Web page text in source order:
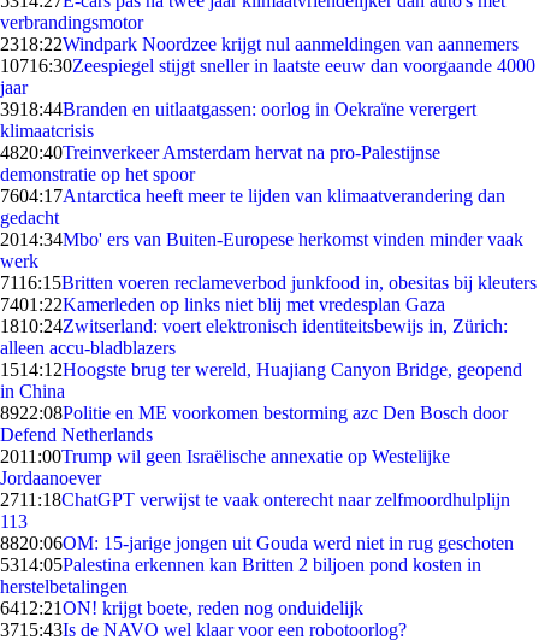
verbrandingsmotor
2318:22Windpark Noordzee krijgt nul aanmeldingen van aannemers
10716:30Zeespiegel stijgt sneller in laatste eeuw dan voorgaande 4000
jaar
3918:44Branden en uitlaatgassen: oorlog in Oekraïne verergert
klimaatcrisis
4820:40Treinverkeer Amsterdam hervat na pro-Palestijnse
demonstratie op het spoor
7604:17Antarctica heeft meer te lijden van klimaatverandering dan
gedacht
2014:34Mbo' ers van Buiten-Europese herkomst vinden minder vaak
werk
7116:15Britten voeren reclameverbod junkfood in, obesitas bij kleuters
7401:22Kamerleden op links niet blij met vredesplan Gaza
1810:24Zwitserland: voert elektronisch identiteitsbewijs in, Zürich:
alleen accu-bladblazers
1514:12Hoogste brug ter wereld, Huajiang Canyon Bridge, geopend
in China
8922:08Politie en ME voorkomen bestorming azc Den Bosch door
Defend Netherlands
2011:00Trump wil geen Israëlische annexatie op Westelijke
Jordaanoever
2711:18ChatGPT verwijst te vaak onterecht naar zelfmoordhulplijn
113
8820:06OM: 15-jarige jongen uit Gouda werd niet in rug geschoten
5314:05Palestina erkennen kan Britten 2 biljoen pond kosten in
herstelbetalingen
6412:21ON! krijgt boete, reden nog onduidelijk
3715:43Is de NAVO wel klaar voor een robotoorlog?